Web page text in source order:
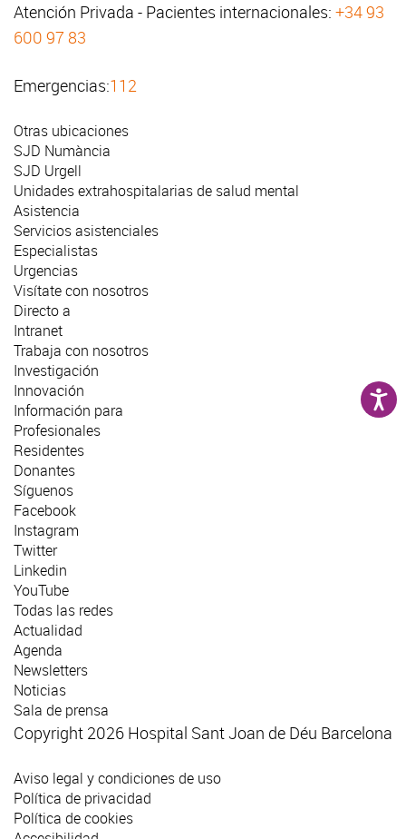
Atención Privada - Pacientes internacionales: +34 93
600 97 83
Emergencias:112
Otras ubicaciones
SJD Numància
SJD Urgell
Unidades extrahospitalarias de salud mental
Asistencia
Servicios asistenciales
Especialistas
Urgencias
Visítate con nosotros
Directo a
Intranet
Trabaja con nosotros
Investigación
Innovación
Información para
Profesionales
Residentes
Donantes
Síguenos
Facebook
Instagram
Twitter
Linkedin
YouTube
Todas las redes
Actualidad
Agenda
Newsletters
Noticias
Sala de prensa
Copyright 2026 Hospital Sant Joan de Déu Barcelona
Aviso legal y condiciones de uso
Política de privacidad
Política de cookies